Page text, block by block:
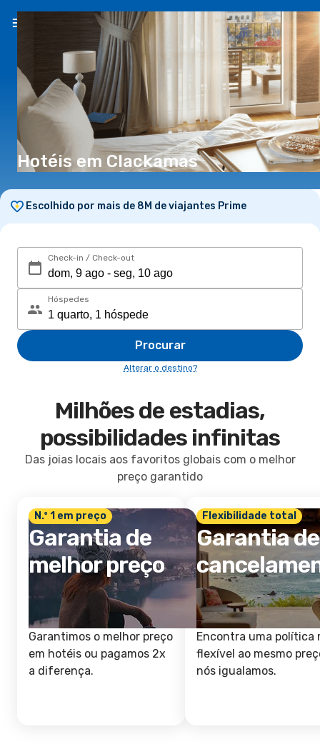
PT(€)
Hotéis em Clackamas
Escolhido por mais de 8M de viajantes Prime
Check-in / Check-out
Hóspedes
Procurar
Alterar o destino?
Milhões de estadias,
possibilidades infinitas
Das joias locais aos favoritos globais com o melhor
preço garantido
N.º 1 em preço
Garantia de
melhor preço
Garantimos o melhor preço
em hotéis ou pagamos 2x
a diferença.
Flexibilidade total
Garantia de
Encontra uma política
flexível ao mesmo
nós igualamos.